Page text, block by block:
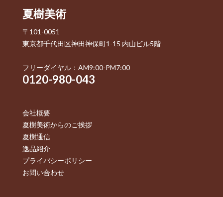
夏樹美術
〒101-0051
東京都千代田区神田神保町1-15 内山ビル5階
フリーダイヤル：AM9:00-PM7:00
0120-980-043
会社概要
夏樹美術からのご挨拶
夏樹通信
逸品紹介
プライバシーポリシー
お問い合わせ